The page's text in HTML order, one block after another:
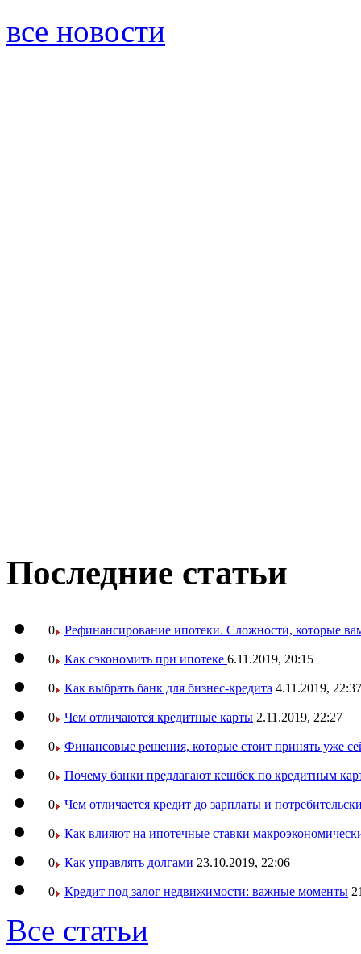
все новости
Последние статьи
0 Рефинансирование ипотеки. Сложности, которые
0 Как сэкономить при ипотеке 6.11.2019, 20:15
0 Как выбрать банк для бизнес-кредита 4.11.2019, 22:37
0 Чем отличаются кредитные карты 2.11.2019, 22:27
0 Финансовые решения, которые стоит принять уже
0 Почему банки предлагают кешбек по кредитным
0 Чем отличается кредит до зарплаты и
0 Как влияют на ипотечные ставки
0 Как управлять долгами 23.10.2019, 22:06
0 Кредит под залог недвижимости: важные моменты
Все статьи